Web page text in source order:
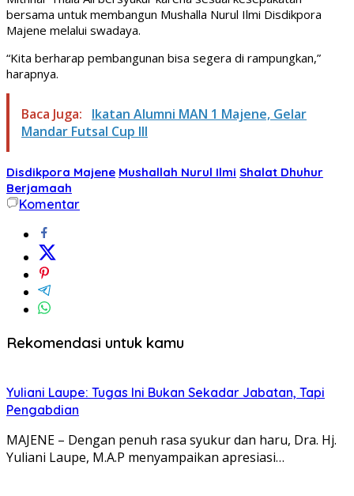
bersama untuk membangun Mushalla Nurul Ilmi Disdikpora
Majene melalui swadaya.
“Kita berharap pembangunan bisa segera di rampungkan,”
harapnya.
Baca Juga:
Ikatan Alumni MAN 1 Majene, Gelar
Mandar Futsal Cup III
Disdikpora Majene Mushallah Nurul Ilmi Shalat Dhuhur
Berjamaah
Komentar
Rekomendasi untuk kamu
Yuliani Laupe: Tugas Ini Bukan Sekadar Jabatan, Tapi
Pengabdian
MAJENE – Dengan penuh rasa syukur dan haru, Dra. Hj.
Yuliani Laupe, M.A.P menyampaikan apresiasi…